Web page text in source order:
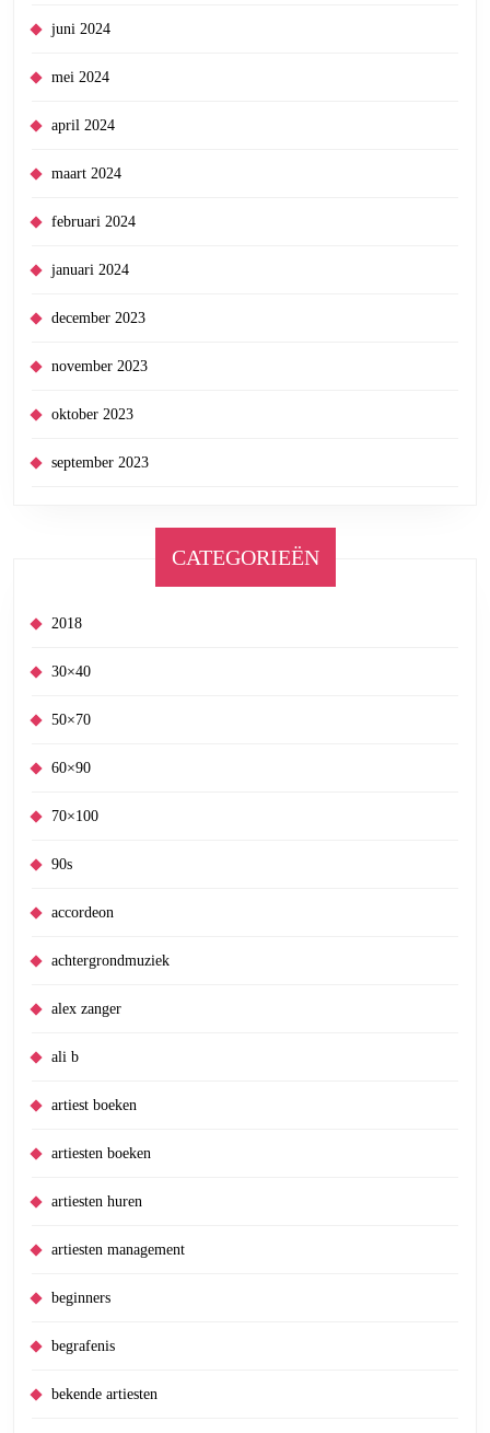
juni 2024
mei 2024
april 2024
maart 2024
februari 2024
januari 2024
december 2023
november 2023
oktober 2023
september 2023
CATEGORIEËN
2018
30×40
50×70
60×90
70×100
90s
accordeon
achtergrondmuziek
alex zanger
ali b
artiest boeken
artiesten boeken
artiesten huren
artiesten management
beginners
begrafenis
bekende artiesten